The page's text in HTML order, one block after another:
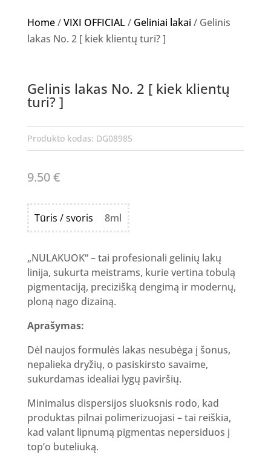
Home/VIXI OFFICIAL/ Geliniai lakai / Gelinis
lakas No. 2 [ kiek klientų turi? ]
Gelinis lakas No. 2 [ kiek klientų
turi? ]
Produkto kodas: DG08985
9.50€
Tūris / svoris 8ml
„NULAKUOK“ – tai profesionali gelinių lakų
linija, sukurta meistrams, kurie vertina tobulą
pigmentaciją, precizišką dengimą ir modernų,
ploną nago dizainą.
Aprašymas:
Dėl naujos formulės lakas nesubėga į šonus,
nepalieka dryžių, o pasiskirsto savaime,
sukurdamas idealiai lygų paviršių.
Minimalus dispersijos sluoksnis rodo, kad
produktas pilnai polimerizuojasi – tai reiškia,
kad valant lipnumą pigmentas nepersiduos į
top’o buteliuką.